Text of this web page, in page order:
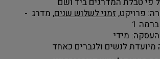
פרויקט, זמני לשלוש שנים
1
מידי
לנשים ולגברים כאחד